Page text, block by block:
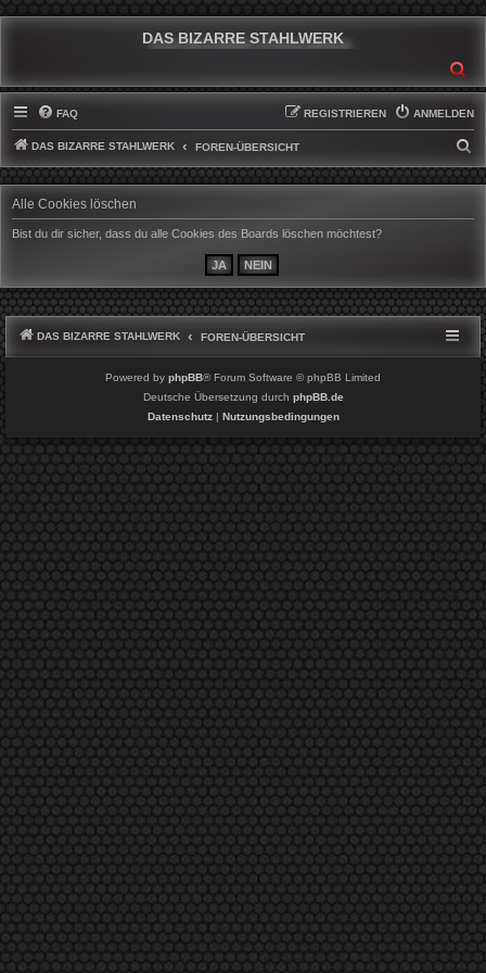
DAS BIZARRE STAHLWERK
FAQ ANMELDEN
REGISTRIEREN
DAS BIZARRE STAHLWERK FOREN-ÜBERSICHT
U
Alle Cookies löschen
Bist du dir sicher, dass du alle Cookies des Boards löschen möchtest?
DAS BIZARRE STAHLWERK FOREN-ÜBERSICHT
Powered by phpBB® Forum Software © phpBB Limited
Deutsche Übersetzung durch phpBB.de
Datenschutz| Nutzungsbedingungen